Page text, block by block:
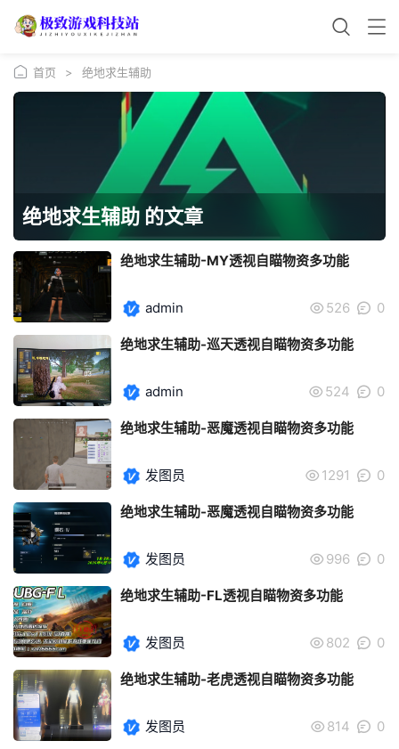
首页 > 绝地求生辅助
绝地求生辅助 的文章
绝地求生辅助-MY透视自瞄物资多功能
admin 526 0
绝地求生辅助-巡天透视自瞄物资多功能
admin 524 0
绝地求生辅助-恶魔透视自瞄物资多功能
发图员 1291 0
绝地求生辅助-恶魔透视自瞄物资多功能
发图员 996 0
绝地求生辅助-FL透视自瞄物资多功能
发图员 802 0
绝地求生辅助-老虎透视自瞄物资多功能
发图员 814 0